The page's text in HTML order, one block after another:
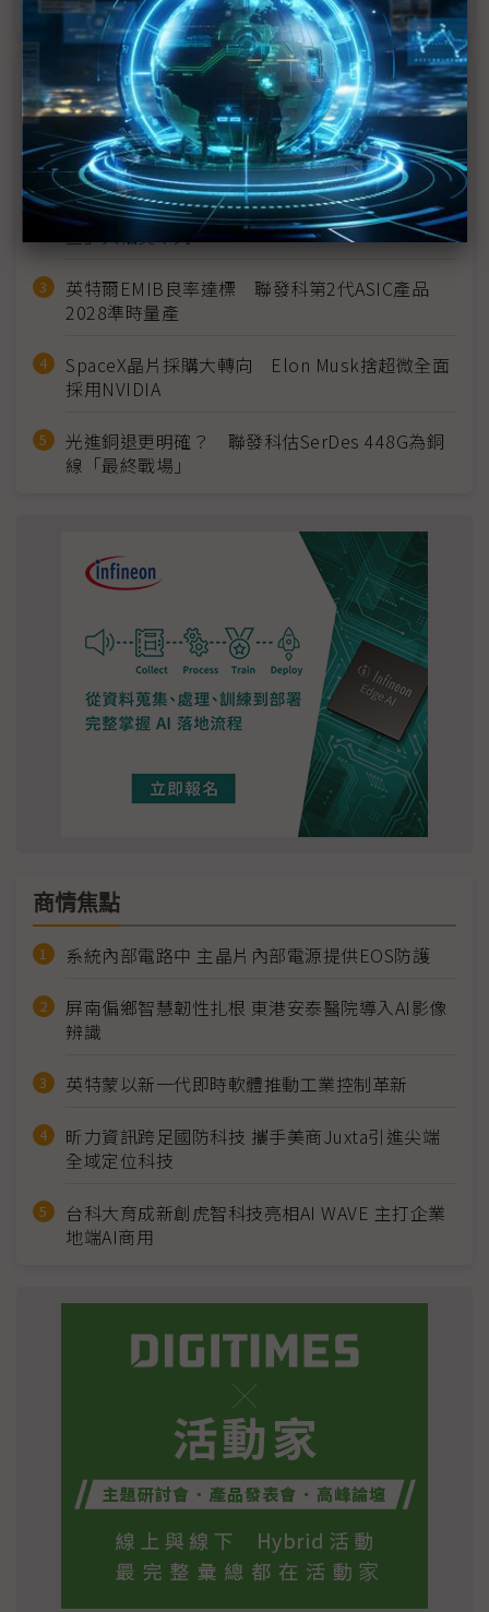
近７天熱門報導
MLCC訂單過熱、出貨比創高 村田示警全球AI基
建熱潮將趨緩
2027全年記憶體產能提前售罄 買家「祕而不
宣」只怕買不夠
英特爾EMIB良率達標 聯發科第2代ASIC產品
2028準時量產
SpaceX晶片採購大轉向 Elon Musk捨超微全面
採用NVIDIA
光進銅退更明確？ 聯發科估SerDes 448G為銅
線「最終戰場」
商情焦點
系統內部電路中 主晶片內部電源提供EOS防護
屏南偏鄉智慧韌性扎根 東港安泰醫院導入AI影像
辨識
英特蒙以新一代即時軟體推動工業控制革新
昕力資訊跨足國防科技 攜手美商Juxta引進尖端
全域定位科技
台科大育成新創虎智科技亮相AI WAVE 主打企業
地端AI商用